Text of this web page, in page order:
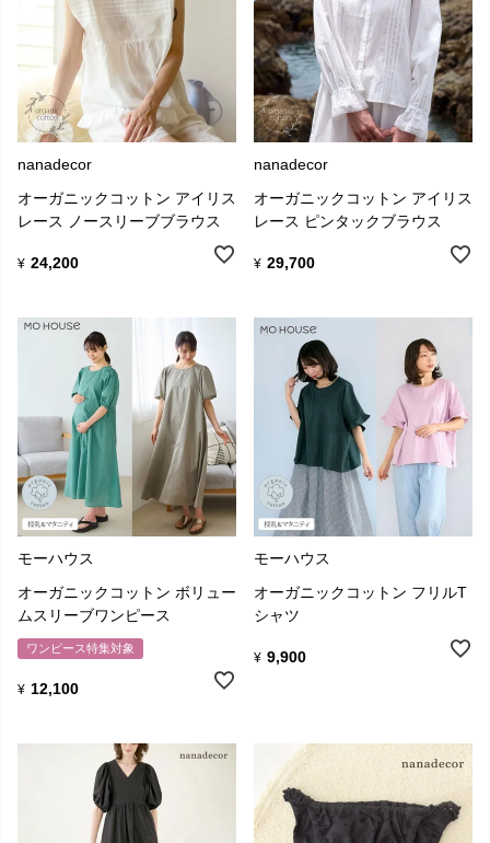
nanadecor
オーガニックコットン アイリス
レース ノースリーブブラウス
¥ 24,200
nanadecor
オーガニックコットン アイリス
レース ピンタックブラウス
¥ 29,700
モーハウス
オーガニックコットン ボリュー
ムスリーブワンピース
ワンピース特集対象
¥ 12,100
モーハウス
オーガニックコットン フリルT
シャツ
¥ 9,900